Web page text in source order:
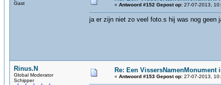
Gast « Antwoord #152 Gepost op: 27-07-2013,
ja er zijn niet zo veel foto.s hij was nog geen
Rinus.N
Global Moderator
Schipper
Re: Een VissersNamenMonument
« Antwoord #153 Gepost op: 27-07-2013,